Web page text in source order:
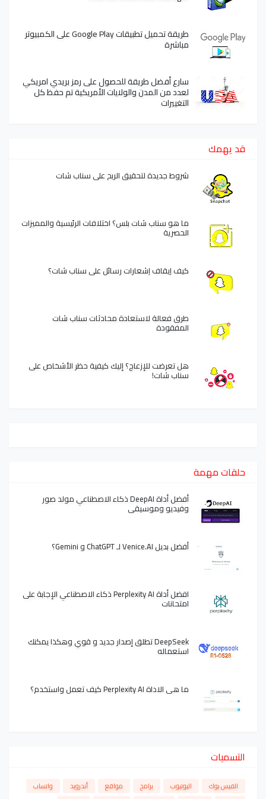
طريقة تحميل تطبيقات Google Play على الكمبيوتر
مباشرة
سارع أفضل طريقة للحصول على رمز بريدي امريكي
لعدد من المدن والولايات الأمريكية تم حفظ كل
التغييرات
قد يهمك
شروط جديدة لتحقيق الربح على سناب شات
ما هو سناب شات بلس؟ اختلافات الرئيسية والمميزات
الحصرية
كيف إيقاف إشعارات رسائل على سناب شات؟
طرق فعالة لاستعادة محادثات سناب شات
المفقودة
هل تعرضت للإزعاج؟ إليك كيفية حظر الأشخاص على
سناب شات!
حلقات مهمة
أفضل أداة DeepAI ذكاء الاصطناعي مولد صور
وفيديو وموسيقى
أفضل بديل Venice.AI لـ ChatGPT و Gemini؟
افضل أداة Perplexity AI ذكاء الاصطناعي الإجابة على
امتحانات
DeepSeek تطلق إصدار جديد و قوي وهكذا يمكنك
استعماله
ما هي الاداة Perplexity AI كيف تعمل واستخدم؟
التسميات
الفيس بوك اليوتيوب برامج مواقع أندرويد
واتساب